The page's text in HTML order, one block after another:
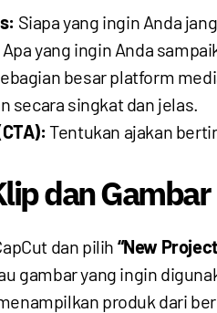
Siapa yang ingin Anda
Apa yang ingin Anda
besar platform
secara singkat dan jelas.
Tentukan ajakan
dan Gambar
dan pilih “New
gambar yang ingin
produk dari